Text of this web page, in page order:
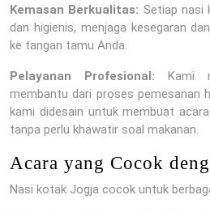
Kemasan Berkualitas: Setiap nasi
dan higienis, menjaga kesegaran
ke tangan tamu Anda.
Pelayanan Profesional: Kami
membantu dari proses pemesanan
kami didesain untuk membuat
tanpa perlu khawatir soal makanan.
Acara yang Cocok
Nasi kotak Jogja cocok untuk